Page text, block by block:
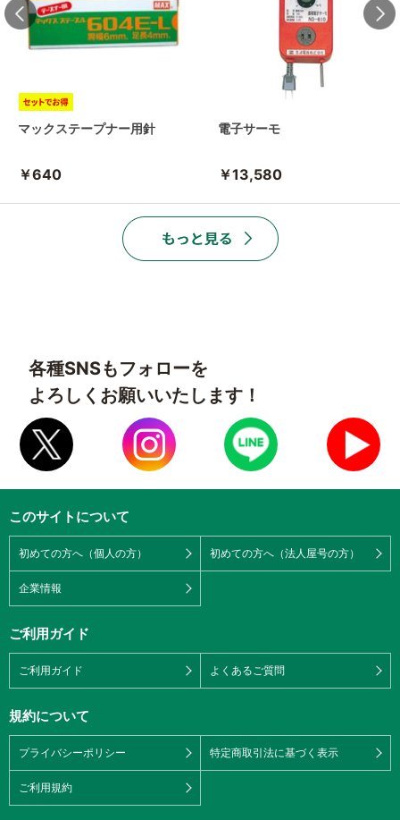
マックステープナー用針
￥640
電子サーモ
￥13,580
各種SNSもフォローを
よろしくお願いいたします！
このサイトについて
初めての方へ（個人の方） 初めての方へ（法人屋号の方）
企業情報
ご利用ガイド
ご利用ガイド よくあるご質問
規約について
プライバシーポリシー 特定商取引法に基づく表示
ご利用規約